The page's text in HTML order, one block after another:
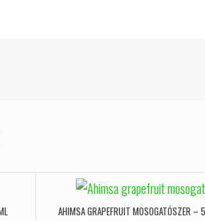
AHIMSA GRAPEFRUIT MOSOGATÓSZER